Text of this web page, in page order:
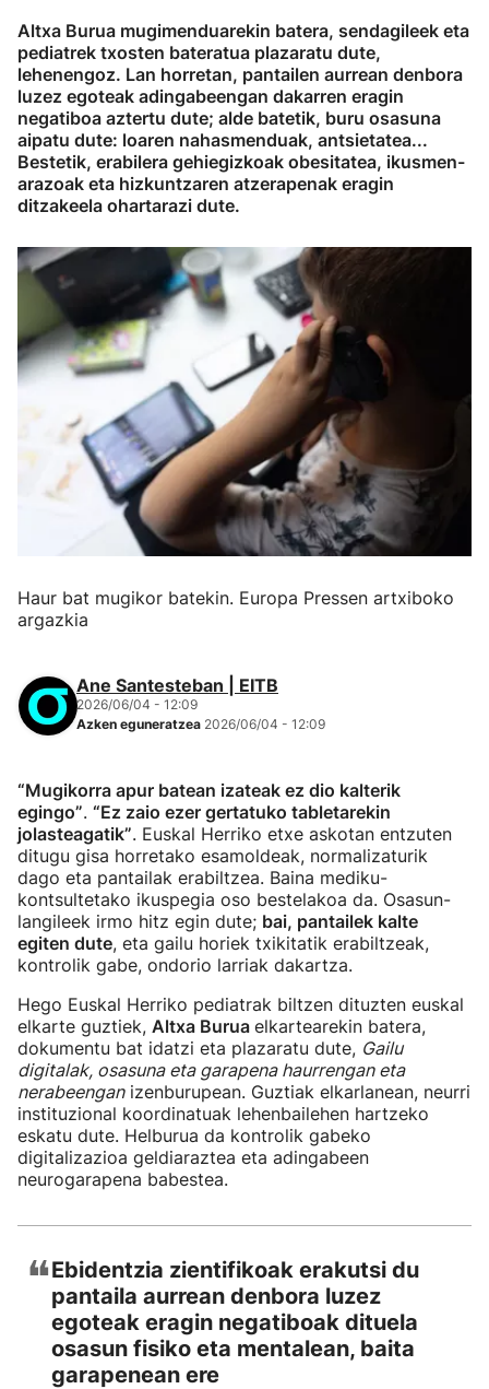
Altxa Burua mugimenduarekin batera, sendagileek eta
pediatrek txosten bateratua plazaratu dute,
lehenengoz. Lan horretan, pantailen aurrean denbora
luzez egoteak adingabeengan dakarren eragin
negatiboa aztertu dute; alde batetik, buru osasuna
aipatu dute: loaren nahasmenduak, antsietatea...
Bestetik, erabilera gehiegizkoak obesitatea, ikusmen-
arazoak eta hizkuntzaren atzerapenak eragin
ditzakeela ohartarazi dute.
Haur bat mugikor batekin. Europa Pressen artxiboko
argazkia
Ane Santesteban | EITB
2026/06/04 - 12:09
Azken eguneratzea 2026/06/04 - 12:09
“Mugikorra apur batean izateak ez dio kalterik
egingo”. “Ez zaio ezer gertatuko tabletarekin
jolasteagatik”. Euskal Herriko etxe askotan entzuten
ditugu gisa horretako esamoldeak, normalizaturik
dago eta pantailak erabiltzea. Baina mediku-
kontsultetako ikuspegia oso bestelakoa da. Osasun-
langileek irmo hitz egin dute; bai, pantailek kalte
egiten dute, eta gailu horiek txikitatik erabiltzeak,
kontrolik gabe, ondorio larriak dakartza.
Hego Euskal Herriko pediatrak biltzen dituzten euskal
elkarte guztiek, Altxa Burua elkartearekin batera,
dokumentu bat idatzi eta plazaratu dute, Gailu
digitalak, osasuna eta garapena haurrengan eta
nerabeenganizenburupean. Guztiak elkarlanean, neurri
instituzional koordinatuak lehenbailehen hartzeko
eskatu dute. Helburua da kontrolik gabeko
digitalizazioa geldiaraztea eta adingabeen
neurogarapena babestea.
❝Ebidentzia zientifikoak erakutsi du
pantaila aurrean denbora luzez
egoteak eragin negatiboak dituela
osasun fisiko eta mentalean, baita
garapenean ere